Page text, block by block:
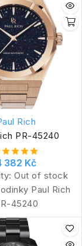
Rich
PR-45240
382 Kč
Out of stock
Paul Rich
45240